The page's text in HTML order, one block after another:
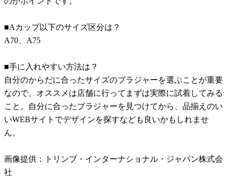
■Aカップ以下のサイズ区分は？
A70、A75
■手に入れやすい方法は？
自分のからだに合ったサイズのブラジャーを選ぶことが重要
なので、オススメは店舗に行ってまずは実際に試着してみる
こと。自分に合ったブラジャーを見つけてから、品揃えのい
いWEBサイトでデザインを探すなども良いかもしれませ
ん。
画像提供：トリンプ・インターナショナル・ジャパン株式会
社